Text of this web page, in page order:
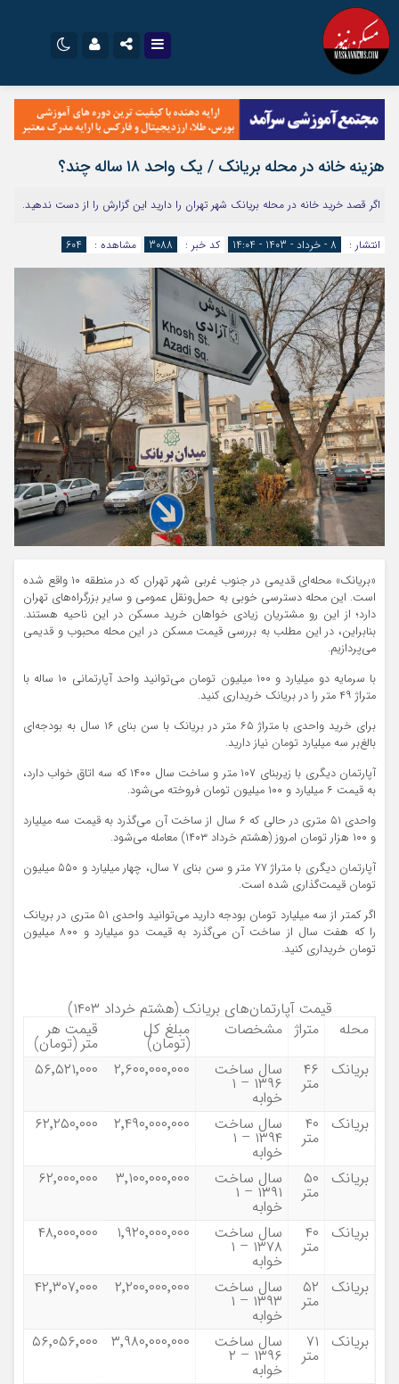
اینستاگرام
تلگرام
سروش
ایتا
آپارات
اپلیکیشن
نام کاربری یا نشانی ایمیل
رمز عبور
مرا به خاطر بسپار
هزینه خانه در محله بریانک / یک واحد ۱۸ ساله چند؟
اگر قصد خرید خانه در محله بریانک شهر تهران را دارید این گزارش را از دست ندهید.
انتشار : 8 - خرداد - 1403 - 14:04 کد خبر : 3088 مشاهده : 604
«بریانک» محله‌ای قدیمی در جنوب غربی شهر تهران که در منطقه ۱۰ واقع شده
است. این محله دسترسی خوبی به حمل‌ونقل عمومی و سایر بزرگراه‌های تهران
دارد؛ از این رو مشتریان زیادی خواهان خرید مسکن در این ناحیه هستند.
بنابراین، در این مطلب به بررسی قیمت مسکن در این محله محبوب و قدیمی
می‌پردازیم.
با سرمایه دو میلیارد و ۱۰۰ میلیون تومان می‌توانید واحد آپارتمانی ۱۰ ساله با
متراژ ۴۹ متر را در بریانک خریداری کنید.
برای خرید واحدی با متراژ ۶۵ متر در بریانک با سن بنای ۱۶ سال به بودجه‌ای
بالغ‌بر سه میلیارد تومان نیاز دارید.
آپارتمان دیگری با زیربنای ۱۰۷ متر و ساخت سال ۱۴۰۰ که سه اتاق خواب دارد،
به قیمت ۶ میلیارد و ۱۰۰ میلیون تومان فروخته می‌شود.
واحدی ۵۱ متری در حالی که ۶ سال از ساخت آن می‌گذرد به قیمت سه میلیارد
و ۱۰۰ هزار تومان امروز (هشتم خرداد ۱۴۰۳) معامله می‌شود.
آپارتمان دیگری با متراژ ۷۷ متر و سن بنای ۷ سال، چهار میلیارد و ۵۵۰ میلیون
تومان قیمت‌گذاری شده است.
اگر کمتر از سه میلیارد تومان بودجه دارید می‌توانید واحدی ۵۱ متری در بریانک
را که هفت سال از ساخت آن می‌گذرد به قیمت دو میلیارد و ۸۰۰ میلیون
تومان خریداری کنید.
قیمت آپارتمان‌های بریانک (هشتم خرداد ۱۴۰۳)
محله
متراژ مشخصات مبلغ کل
(تومان)
قیمت هر
متر (تومان)
بریانک
۴۶
متر
سال ساخت
۱۳۹۶ – ۱
خوابه
۲٬۶۰۰٬۰۰۰٬۰۰۰ ۵۶٬۵۲۱٬۰۰۰
بریانک ۴۰
متر
سال ساخت
۱۳۹۴ – ۱
خوابه
۲٬۴۹۰٬۰۰۰٬۰۰۰ ۶۲٬۲۵۰٬۰۰۰
بریانک ۵۰
متر
سال ساخت
۱۳۹۱ – ۱
خوابه
۳٬۱۰۰٬۰۰۰٬۰۰۰ ۶۲٬۰۰۰٬۰۰۰
بریانک ۴۰
متر
سال ساخت
۱۳۷۸ – ۱
خوابه
۱٬۹۲۰٬۰۰۰٬۰۰۰ ۴۸٬۰۰۰٬۰۰۰
بریانک ۵۲
متر
سال ساخت
۱۳۹۳ – ۱
خوابه
۲٬۲۰۰٬۰۰۰٬۰۰۰ ۴۲٬۳۰۷٬۰۰۰
بریانک ۷۱
متر
سال ساخت
۱۳۹۶ – ۲
خوابه
۳٬۹۸۰٬۰۰۰٬۰۰۰ ۵۶٬۰۵۶٬۰۰۰